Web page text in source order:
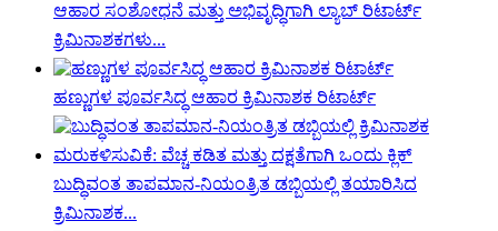
ಆಹಾರ ಸಂಶೋಧನೆ ಮತ್ತು ಅಭಿವೃದ್ಧಿಗಾಗಿ ಲ್ಯಾಬ್ ರಿಟಾರ್ಟ್
ಕ್ರಿಮಿನಾಶಕಗಳು...
ಹಣ್ಣುಗಳ ಪೂರ್ವಸಿದ್ಧ ಆಹಾರ ಕ್ರಿಮಿನಾಶಕ ರಿಟಾರ್ಟ್
ಬುದ್ಧಿವಂತ ತಾಪಮಾನ-ನಿಯಂತ್ರಿತ ಡಬ್ಬಿಯಲ್ಲಿ ತಯಾರಿಸಿದ
ಕ್ರಿಮಿನಾಶಕ...